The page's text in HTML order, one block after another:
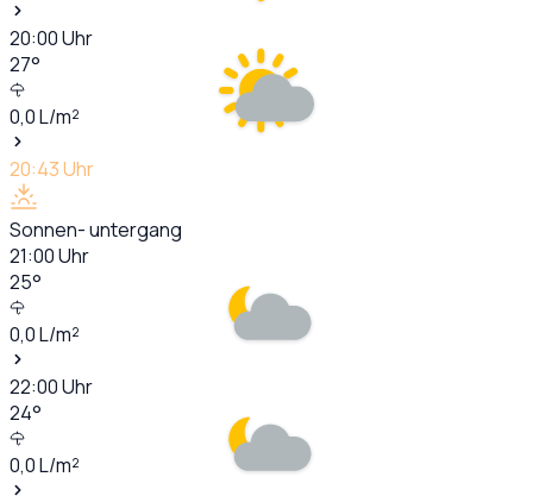
20:00Uhr
27°
0,0L/m²
20:43Uhr
Sonnen- untergang
21:00Uhr
25°
0,0L/m²
22:00Uhr
24°
0,0L/m²